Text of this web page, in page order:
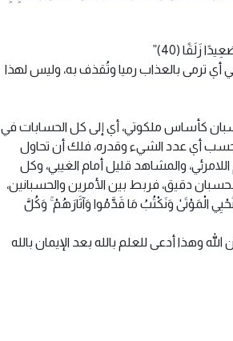
(40)”
ترمى بالعذاب رميا وتُقذف به، وليس لهذا
كأساس ملكوتي، أي إلى كل الحسابات في
أي عدد الشيء وقدره، فلك أن تحاول
والمشاهد قليل أمام الغيبي، وكل
دقيق، فربط بين الأمرين والحسبانين،
الْمَوْتَىٰ وَنَكْتُبُ مَا قَدَّمُوا وَآثَارَهُمْ ۚ وَكُلَّ
وهذا أدعى للعلم بالله بعد الإيمان بالله